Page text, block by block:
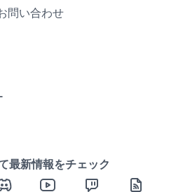
問い合わせ
最新情報をチェック